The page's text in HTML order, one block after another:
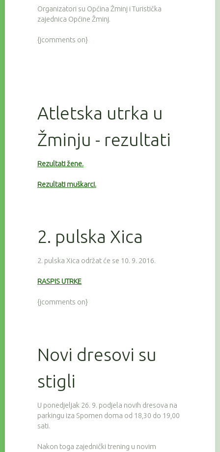
Organizatori su Općina Žminj i Turistička
zajednica Općine Žminj.
{jcomments on}
Atletska utrka u
Žminju - rezultati
Rezultati žene.
Rezultati muškarci.
2. pulska Xica
2. pulska Xica održat će se 10. 9. 2016.
RASPIS UTRKE
{jcomments on}
Novi dresovi su
stigli
U ponedjeljak 26. 9. podjela novih dresova na
parkingu iza Spomen doma od 18,30 do 19,00
sati.
Nakon toga zajednički trening u novim